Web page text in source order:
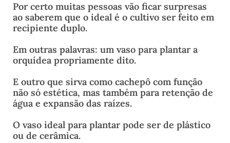
Por certo muitas pessoas vão ficar surpresas
ao saberem que o ideal é o cultivo ser feito em
recipiente duplo.
Em outras palavras: um vaso para plantar a
orquídea propriamente dito.
E outro que sirva como cachepô com função
não só estética, mas também para retenção de
água e expansão das raízes.
O vaso ideal para plantar pode ser de plástico
ou de cerâmica.